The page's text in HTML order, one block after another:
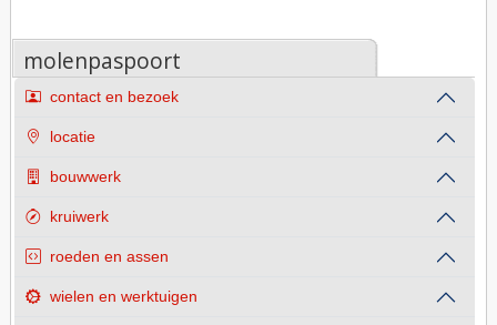
molenpaspoort
contact en bezoek
locatie
bouwwerk
kruiwerk
roeden en assen
wielen en werktuigen